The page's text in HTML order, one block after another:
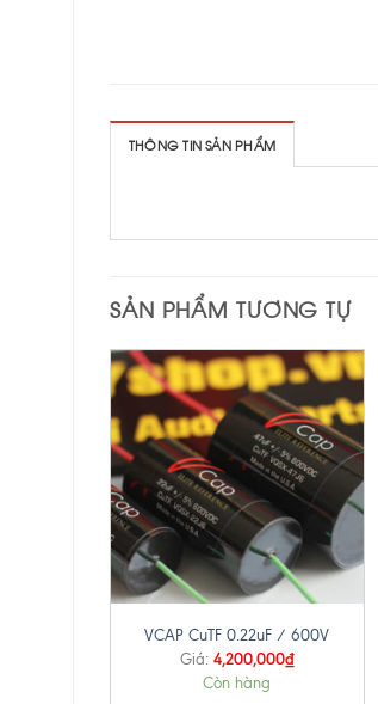
THÔNG TIN SẢN PHẨM
SẢN PHẨM TƯƠNG TỰ
VCAP CuTF 0.22uF / 600V
Giá: 4,200,000₫
Còn hàng